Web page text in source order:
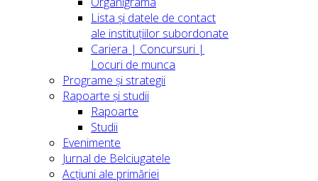
Lista și datele de contact
ale instituțiilor subordonate
Cariera | Concursuri |
Locuri de munca
Programe și strategii
Rapoarte și studii
Rapoarte
Studii
Evenimente
Jurnal de Belciugatele
Acțiuni ale primăriei